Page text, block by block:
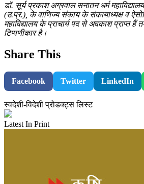
डॉ. सूर्य प्रकाश अग्रवाल सनातन धर्म
(उ.प्र.), के वाणिज्य संकाय के संकायाध्यक्ष व
महाविद्यालय के प्राचार्य पद से अवकाश प्राप्त
टिप्पणीकार है।
Share This
Facebook Twitter LinkedIn
स्वदेशी-विदेशी प्रोडक्ट्स लिस्ट
Latest In Print